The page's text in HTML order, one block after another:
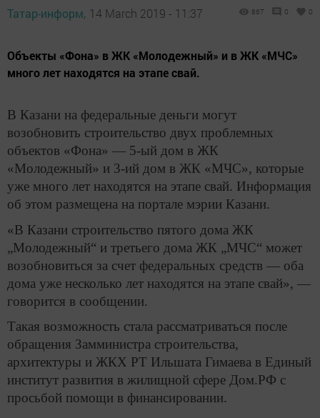
Татар-информ, 14 March 2019 - 11:37 867 0 0
Объекты «Фона» в ЖК «Молодежный» и в ЖК «МЧС»
много лет находятся на этапе свай.
В Казани на федеральные деньги могут
возобновить строительство двух проблемных
объектов «Фона» — 5-ый дом в ЖК
«Молодежный» и 3-ий дом в ЖК «МЧС», которые
уже много лет находятся на этапе свай. Информация
об этом размещена на портале мэрии Казани.
«В Казани строительство пятого дома ЖК
„Молодежный“ и третьего дома ЖК „МЧС“ может
возобновиться за счет федеральных средств — оба
дома уже несколько лет находятся на этапе свай», —
говорится в сообщении.
Такая возможность стала рассматриваться после
обращения Замминистра строительства,
архитектуры и ЖКХ РТ Ильшата Гимаева в Единый
институт развития в жилищной сфере Дом.РФ с
просьбой помощи в финансировании.